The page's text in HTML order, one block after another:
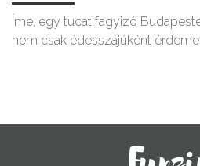
Íme, egy tucat fagyizó
nem csak édesszájúként